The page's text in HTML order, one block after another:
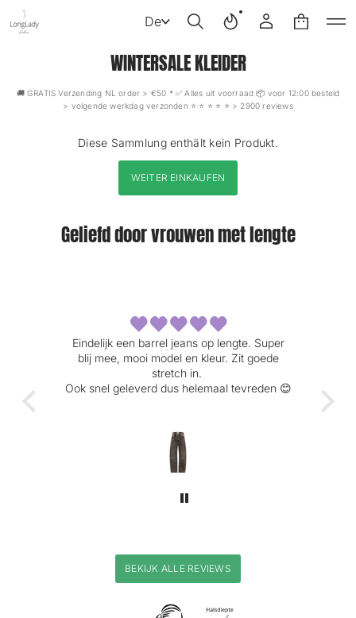
De
WINTERSALE KLEIDER
🚚 GRATIS Verzending NL order > €50 * ✅ Alles uit voorraad 📦 voor 12:00 besteld
> volgende werkdag verzonden ⭐️ ⭐️ ⭐️ ⭐️ ⭐️ > 2900 reviews
Diese Sammlung enthält kein Produkt.
WEITER EINKAUFEN
Geliefd door vrouwen met lengte
Eindelijk een barrel jeans op lengte. Super
blij mee, mooi model en kleur. Zit goede
stretch in.
Ook snel geleverd dus helemaal tevreden 😊
BEKIJK ALLE REVIEWS